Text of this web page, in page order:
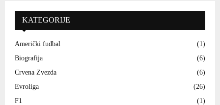
KATEGORIJE
Američki fudbal
(1)
Biografija
(6)
Crvena Zvezda
(6)
Evroliga
(26)
F1
(1)